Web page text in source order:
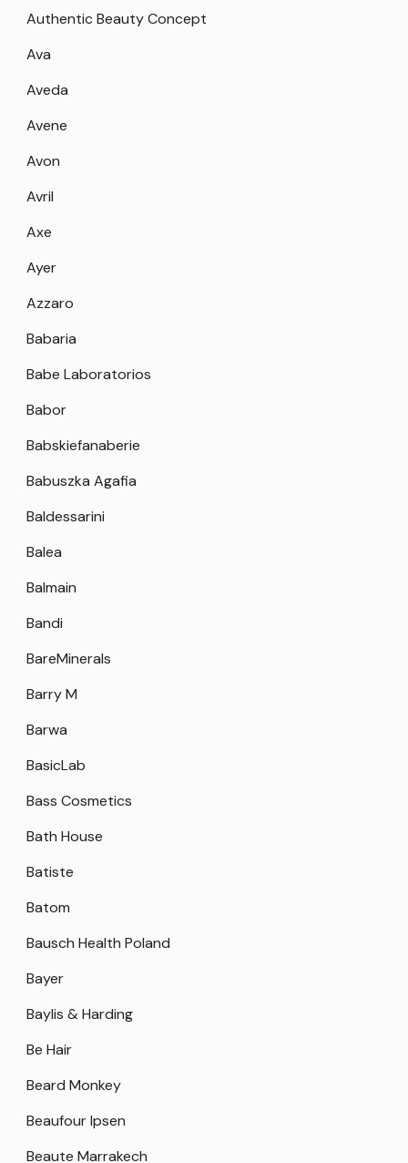
Authentic Beauty Concept
Ava
Aveda
Avene
Avon
Avril
Axe
Ayer
Azzaro
Babaria
Babe Laboratorios
Babor
Babskiefanaberie
Babuszka Agafia
Baldessarini
Balea
Balmain
Bandi
BareMinerals
Barry M
Barwa
BasicLab
Bass Cosmetics
Bath House
Batiste
Batom
Bausch Health Poland
Bayer
Baylis & Harding
Be Hair
Beard Monkey
Beaufour Ipsen
Beaute Marrakech